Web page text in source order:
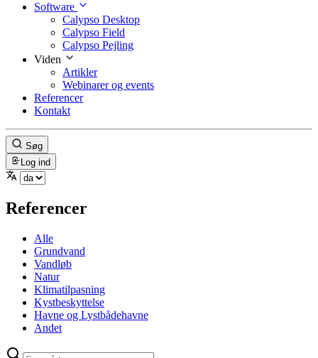
Software
Calypso Desktop
Calypso Field
Calypso Pejling
Viden
Artikler
Webinarer og events
Referencer
Kontakt
Søg
Log ind
Referencer
Alle
Grundvand
Vandløb
Natur
Klimatilpasning
Kystbeskyttelse
Havne og Lystbådehavne
Andet